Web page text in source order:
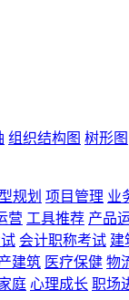
组织结构图 树形图
规划 项目管理 业
营 工具推荐 产品
会计职称考试 建
建筑 医疗保健 物
庭 心理成长 职场